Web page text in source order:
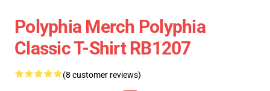
Polyphia Merch Polyphia
Classic T-Shirt RB1207
(8 customer reviews)